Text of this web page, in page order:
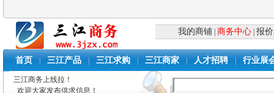
我的商铺 商务中心 |报
首页 三江产品 三江求购 三江商家 人才招聘 行业展
三江商务上线拉！
欢迎大家发布供求信息！